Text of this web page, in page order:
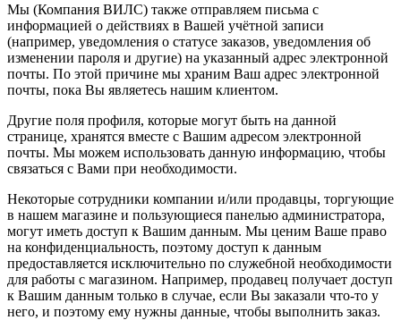
Мы (Компания ВИЛС) также отправляем письма с
информацией о действиях в Вашей учётной записи
(например, уведомления о статусе заказов, уведомления об
изменении пароля и другие) на указанный адрес электронной
почты. По этой причине мы храним Ваш адрес электронной
почты, пока Вы являетесь нашим клиентом.
Другие поля профиля, которые могут быть на данной
странице, хранятся вместе с Вашим адресом электронной
почты. Мы можем использовать данную информацию, чтобы
связаться с Вами при необходимости.
Некоторые сотрудники компании и/или продавцы, торгующие
в нашем магазине и пользующиеся панелью администратора,
могут иметь доступ к Вашим данным. Мы ценим Ваше право
на конфиденциальность, поэтому доступ к данным
предоставляется исключительно по служебной необходимости
для работы с магазином. Например, продавец получает доступ
к Вашим данным только в случае, если Вы заказали что-то у
него, и поэтому ему нужны данные, чтобы выполнить заказ.